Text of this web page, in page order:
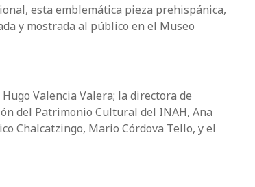
esta emblemática pieza prehispánica,
y mostrada al público en el Museo
Valencia Valera; la directora de
del Patrimonio Cultural del INAH, Ana
Chalcatzingo, Mario Córdova Tello, y el